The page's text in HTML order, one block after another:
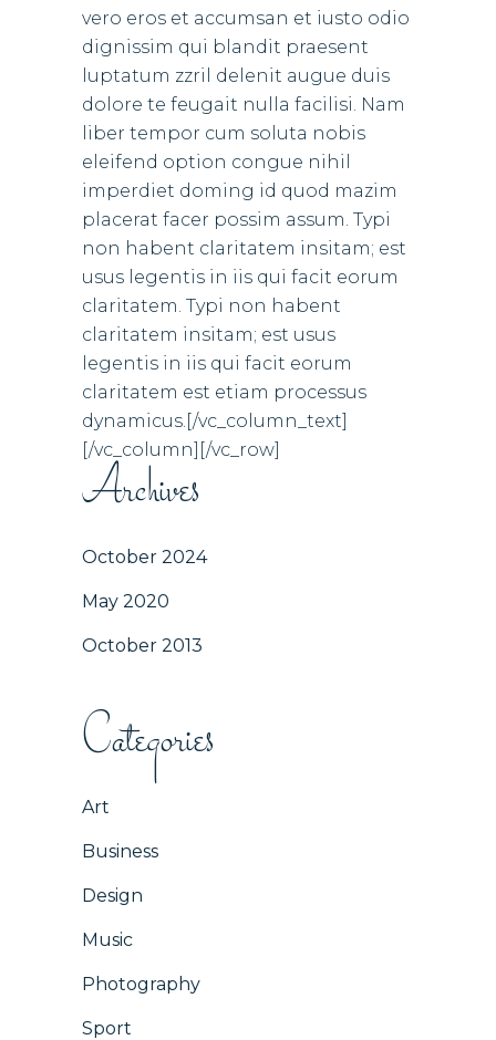
vero eros et accumsan et iusto odio
dignissim qui blandit praesent
luptatum zzril delenit augue duis
dolore te feugait nulla facilisi. Nam
liber tempor cum soluta nobis
eleifend option congue nihil
imperdiet doming id quod mazim
placerat facer possim assum. Typi
non habent claritatem insitam; est
usus legentis in iis qui facit eorum
claritatem. Typi non habent
claritatem insitam; est usus
legentis in iis qui facit eorum
claritatem est etiam processus
dynamicus.[/vc_column_text]
[/vc_column][/vc_row]
Archives
October 2024
May 2020
October 2013
Categories
Art
Business
Design
Music
Photography
Sport